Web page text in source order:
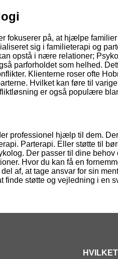
fokuserer på, at hjælpe
sig i familieterapi og
opstå i nære relationer;
parforholdet som helhed.
Klienterne roser ofte
Hvilket kan føre til
er også populære
professionel hjælp til dem.
Parterapi. Eller støtte til
Der passer til dine
Hvor du kan få en
af, at tage ansvar for sin
finde støtte og vejledning i en